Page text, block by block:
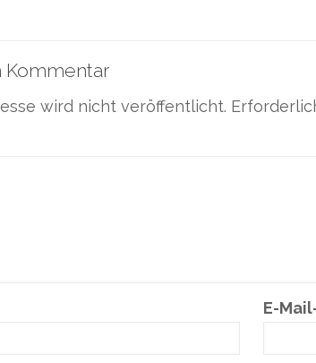
Kommentar
wird nicht veröffentlicht.
E-